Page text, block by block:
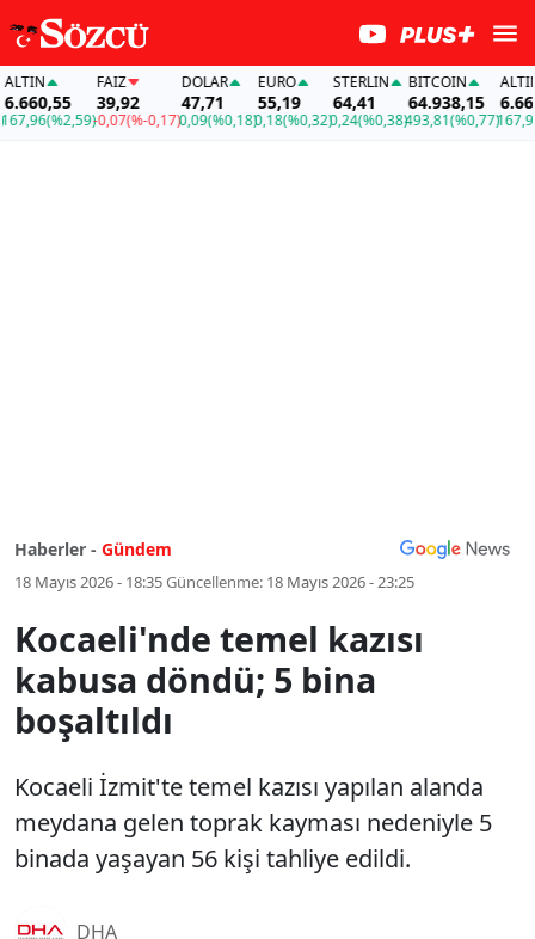
(%2,59)
FAİZ
39,92
-0,07(%-0,17)
DOLAR
47,71
0,09(%0,18)
EURO
55,19
0,18(%0,32)
STERLIN
64,41
0,24(%0,38)
BITCOIN
64.938,15
493,81(%0,77)
ALTIN
167,96
Haberler - Gündem
18 Mayıs 2026 - 18:35Güncellenme: 18 Mayıs 2026 - 23:25
Kocaeli'nde temel kazısı
kabusa döndü; 5 bina
boşaltıldı
Kocaeli İzmit'te temel kazısı yapılan alanda
meydana gelen toprak kayması nedeniyle 5
binada yaşayan 56 kişi tahliye edildi.
DHA